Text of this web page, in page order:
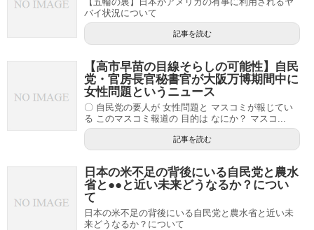
バイ状況について
記事を読む
【高市早苗の目線そらしの可能性】自民
党・官房長官秘書官が大阪万博期間中に
女性問題というニュース
〇 自民党の要人が 女性問題と マスコミが報じてい
る このマスコミ報道の 目的は なにか？ マスコ...
記事を読む
日本の米不足の背後にいる自民党と農水
省と●●と近い未来どうなるか？につい
て
日本の米不足の背後にいる自民党と農水省と近い未
来どうなるか？について